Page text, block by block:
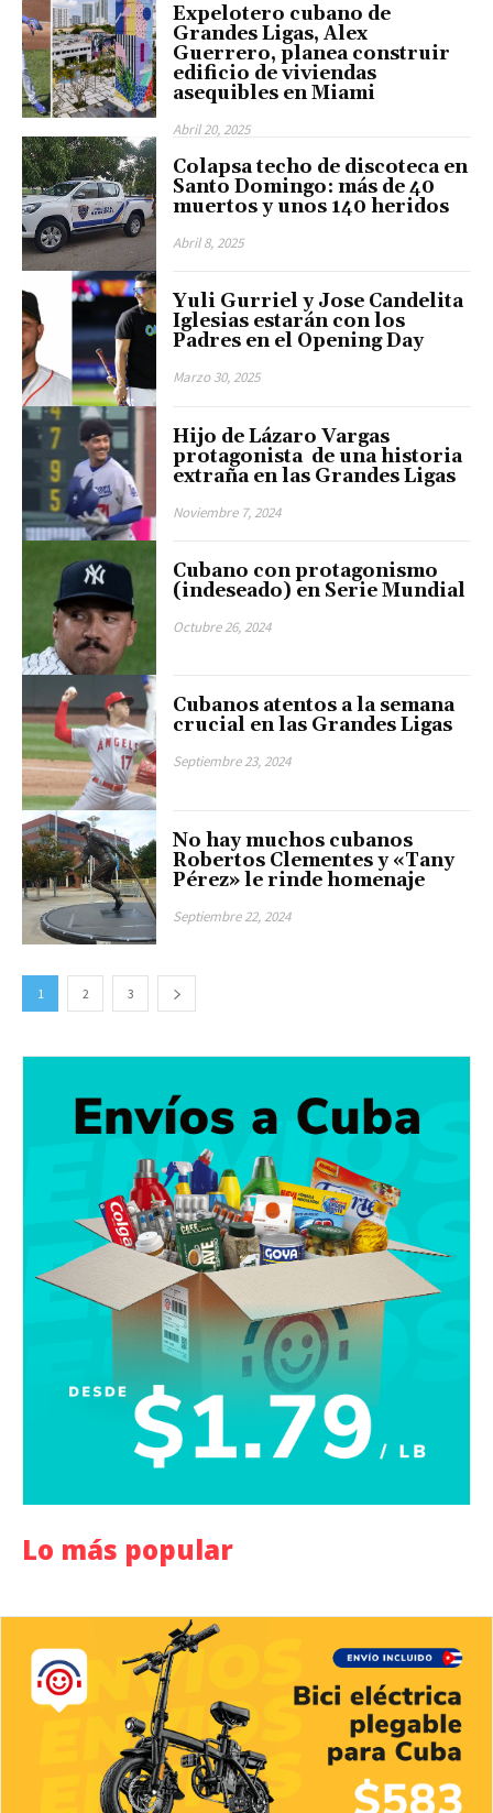
Expelotero cubano de
Grandes Ligas, Alex
Guerrero, planea construir
edificio de viviendas
asequibles en Miami
Abril 20, 2025
Colapsa techo de discoteca en
Santo Domingo: más de 40
muertos y unos 140 heridos
Abril 8, 2025
Yuli Gurriel y Jose Candelita
Iglesias estarán con los
Padres en el Opening Day
Marzo 30, 2025
Hijo de Lázaro Vargas
protagonista de una historia
extraña en las Grandes Ligas
Noviembre 7, 2024
Cubano con protagonismo
(indeseado) en Serie Mundial
Octubre 26, 2024
Cubanos atentos a la semana
crucial en las Grandes Ligas
Septiembre 23, 2024
No hay muchos cubanos
Robertos Clementes y «Tany
Pérez» le rinde homenaje
Septiembre 22, 2024
1 2 3
Lo más popular